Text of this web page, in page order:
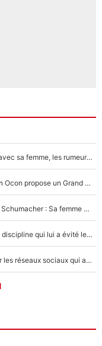
F1 : Charles Leclerc surpris par les paparazzis avec sa femme, les rumeurs étaient vraies !
Comme pour le final du Tour de France, Esteban Ocon propose un Grand Prix de Formule 1 à Paris : «Autour de l’Arc de Triomphe, ce serait génial» !
Nouvelle rumeur autour de la santé de Michael Schumacher : Sa femme Corinna sort du silence
F1 - Lewis Hamilton victime de harcèlement, la discipline qui lui a évité le pire : «J'aurais probablement mal tourné»
Lewis Hamilton : Le talent inattendu dévoilé sur les réseaux sociaux qui a impressionné Kim Kardashian pendant leurs vacances en amoureux !